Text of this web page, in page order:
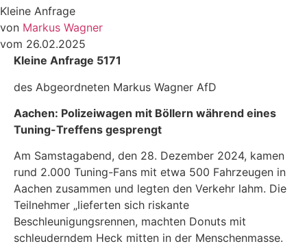
Kleine Anfrage
von Markus Wagner
vom 26.02.2025
Kleine Anfrage 5171
des Abgeordneten Markus Wagner AfD
Aachen: Polizeiwagen mit Böllern während eines
Tuning-Treffens gesprengt
Am Samstagabend, den 28. Dezember 2024, kamen
rund 2.000 Tuning-Fans mit etwa 500 Fahrzeugen in
Aachen zusammen und legten den Verkehr lahm. Die
Teilnehmer „lieferten sich riskante
Beschleunigungsrennen, machten Donuts mit
schleuderndem Heck mitten in der Menschenmasse.